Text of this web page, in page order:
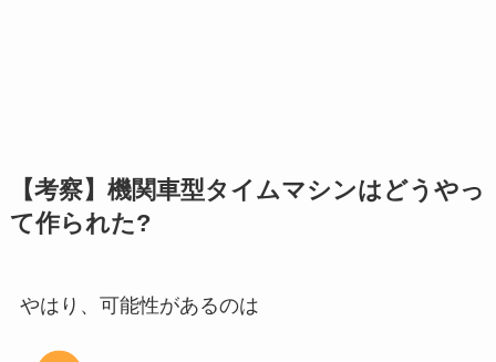
【考察】機関車型タイムマシンはどうやっ
て作られた?
やはり、可能性があるのは